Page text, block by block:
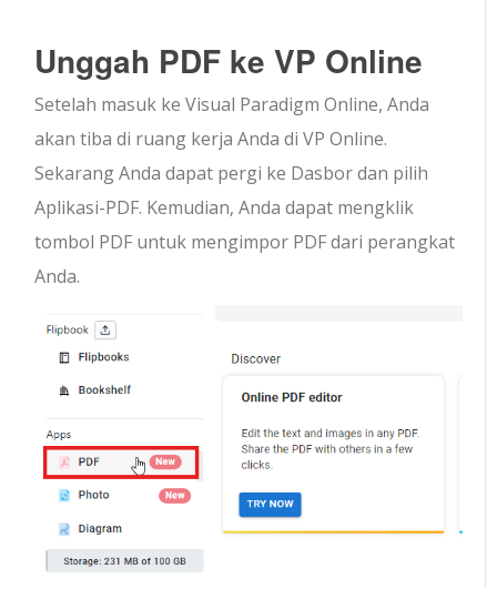
Unggah PDF ke VP Online
Setelah masuk ke Visual Paradigm Online, Anda
akan tiba di ruang kerja Anda di VP Online.
Sekarang Anda dapat pergi ke Dasbor dan pilih
Aplikasi-PDF. Kemudian, Anda dapat mengklik
tombol PDF untuk mengimpor PDF dari perangkat
Anda.